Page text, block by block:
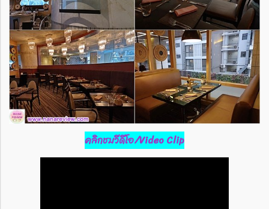
คลิกชมวีดีโอ/Video Clip